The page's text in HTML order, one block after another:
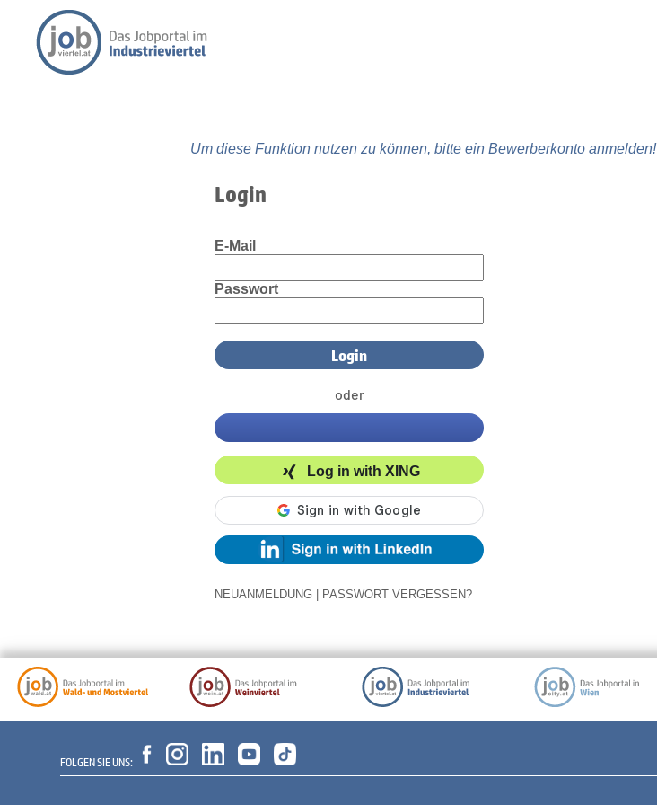
Um diese Funktion nutzen zu können, bitte ein Bewerberkonto anmelden!
Login
E-Mail
Passwort
oder
Log in with XING
NEUANMELDUNG PASSWORT VERGESSEN?
FOLGEN SIE UNS: